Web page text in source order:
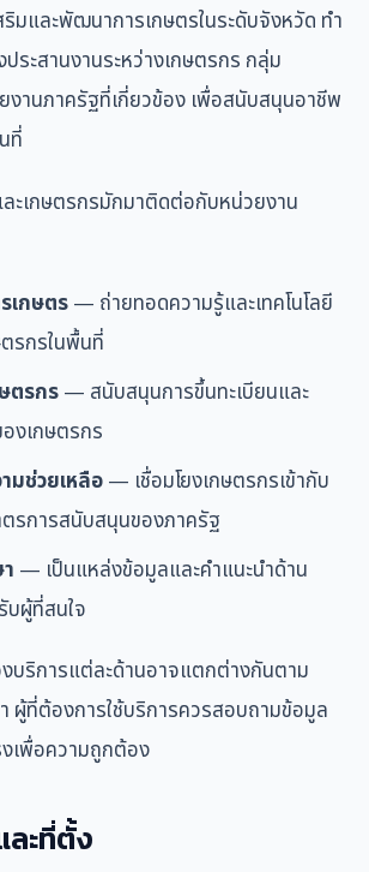
มและพัฒนาการเกษตรในระดับจังหวัด ทำ
ระสานงานระหว่างเกษตรกร กลุ่ม
งานภาครัฐที่เกี่ยวข้อง เพื่อสนับสนุนอาชีพ
ที่
ะเกษตรกรมักมาติดต่อกับหน่วยงาน
เกษตร— ถ่ายทอดความรู้และเทคโนโลยี
รกรในพื้นที่
ตรกร— สนับสนุนการขึ้นทะเบียนและ
งเกษตรกร
มช่วยเหลือ— เชื่อมโยงเกษตรกรเข้ากับ
ตรการสนับสนุนของภาครัฐ
— เป็นแหล่งข้อมูลและคำแนะนำด้าน
บผู้ที่สนใจ
บริการแต่ละด้านอาจแตกต่างกันตาม
ผู้ที่ต้องการใช้บริการควรสอบถามข้อมูล
เพื่อความถูกต้อง
ละที่ตั้ง